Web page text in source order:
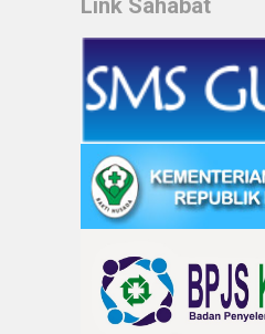
Link Sahabat